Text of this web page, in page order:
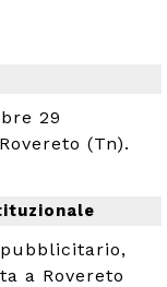
29
(Tn).
a Rovereto